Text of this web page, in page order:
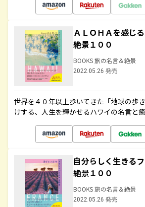
ＡＬＯＨＡを感じ
絶景１００
BOOKS 旅の名言＆絶景
2022.05.26 発売
世界を４０年以上歩いてきた「地球の歩
けする、人生を輝かせるハワイの名言と
自分らしく生きる
絶景１００
BOOKS 旅の名言＆絶景
2022.05.26 発売